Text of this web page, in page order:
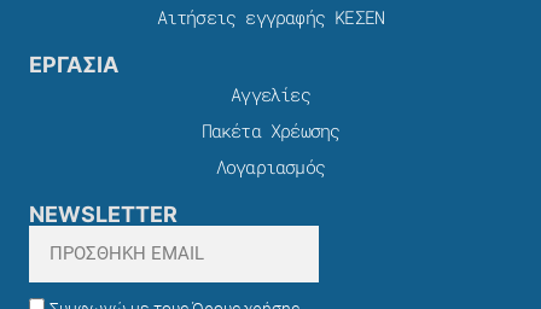
Αιτήσεις εγγραφής ΚΕΣΕΝ
ΕΡΓΑΣΙΑ
Αγγελίες
Πακέτα Χρέωσης​
Λογαριασμός
NEWSLETTER